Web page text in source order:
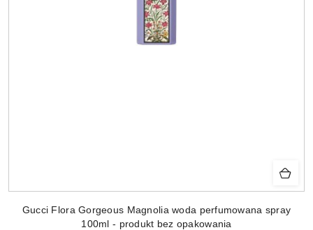
Gucci Flora Gorgeous Magnolia woda perfumowana spray
100ml - produkt bez opakowania